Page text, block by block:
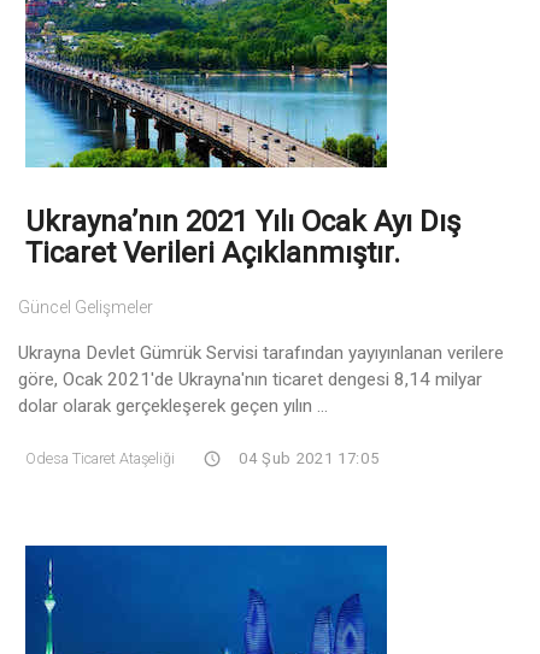
Ukrayna’nın 2021 Yılı Ocak Ayı Dış
Ticaret Verileri Açıklanmıştır.
Güncel Gelişmeler
Ukrayna Devlet Gümrük Servisi tarafından yayıyınlanan verilere
göre, Ocak 2021'de Ukrayna'nın ticaret dengesi 8,14 milyar
dolar olarak gerçekleşerek geçen yılın ...
Odesa Ticaret Ataşeliği 04 Şub 2021 17:05